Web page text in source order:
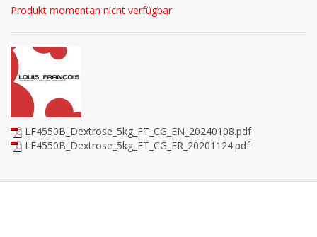
Produkt momentan nicht verfügbar
LF4550B_Dextrose_5kg_FT_CG_EN_20240108.pdf
LF4550B_Dextrose_5kg_FT_CG_FR_20201124.pdf